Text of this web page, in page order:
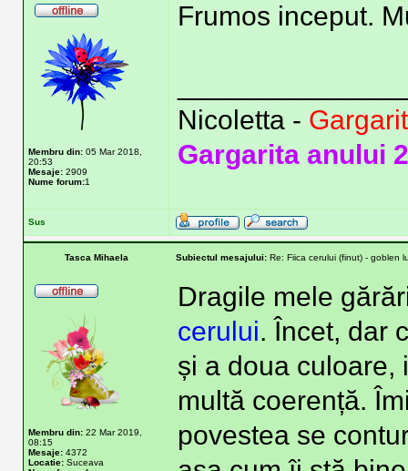
Membru din: 05 Mar 2018,
20:53
Mesaje: 2909
Nume forum:1
Frumos inceput.
Nicoletta -
Gargarita anului
Sus
Tasca Mihaela Subiectul mesajului: Re: Fiica cerului (finut) - goblen
Membru din: 22 Mar 2019,
08:15
Mesaje: 4372
Locatie: Suceava
Dragile mele
cerului. Încet, dar
și a doua culoare,
multă coerență.
povestea se